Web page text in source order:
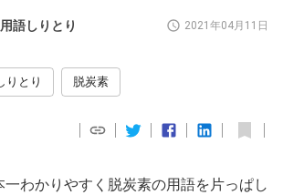
語しりとり 2021年04月11日
りとり 脱炭素
一わかりやすく脱炭素の用語を片っぱし